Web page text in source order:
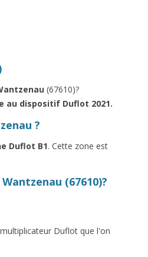
(67610)?
au dispositif Duflot 2021.
?
Duflot B1. Cette zone est
(67610)?
Duflot que l'on